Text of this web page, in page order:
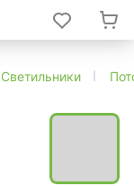
Светильники